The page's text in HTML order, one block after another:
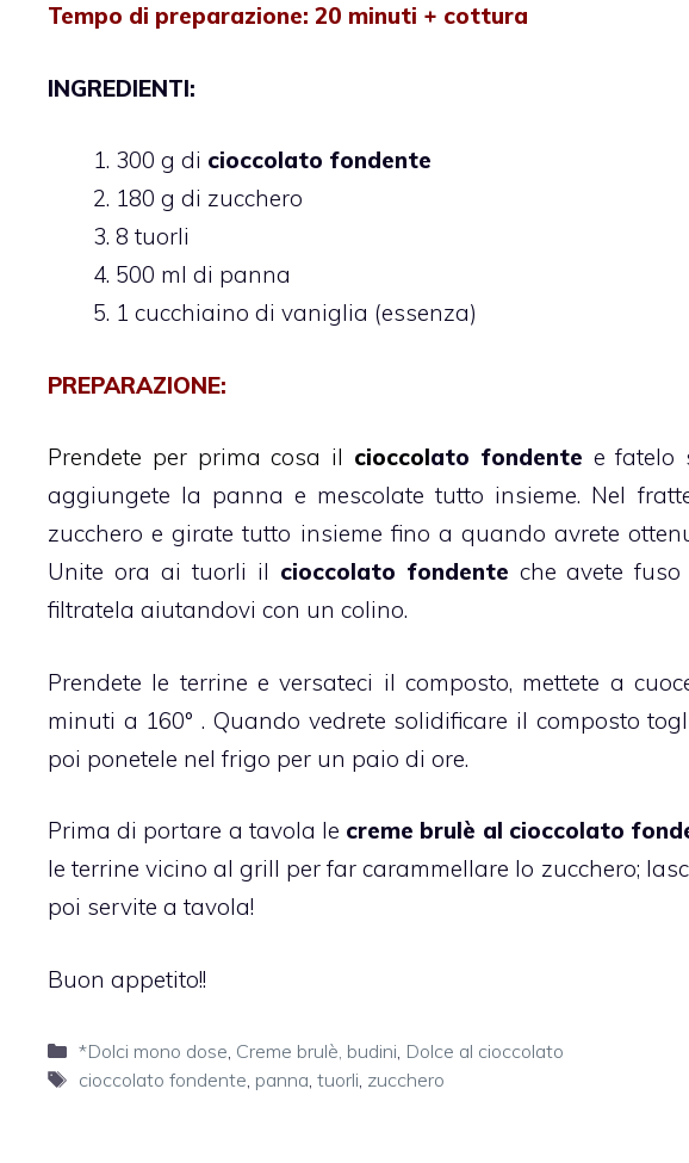
Tempo di preparazione: 20 minuti + cottura
INGREDIENTI:
300 g di cioccolato fondente
180 g di zucchero
8 tuorli
500 ml di panna
1 cucchiaino di vaniglia (essenza)
PREPARAZIONE:
Prendete per prima cosa il cioccolato fondente e fatelo
aggiungete la panna e mescolate tutto insieme. Nel
zucchero e girate tutto insieme fino a quando avrete
Unite ora ai tuorli il cioccolato fondente che avete
filtratela aiutandovi con un colino.
Prendete le terrine e versateci il composto, mettete a
minuti a 160° . Quando vedrete solidificare il composto
poi ponetele nel frigo per un paio di ore.
Prima di portare a tavola le creme brulè al cioccolato
le terrine vicino al grill per far carammellare lo zucchero;
poi servite a tavola!
Buon appetito!!
Categorie
*Dolci mono dose Creme brulè, budini Dolce al cioccolato
Tag
cioccolato fondente panna tuorli zucchero